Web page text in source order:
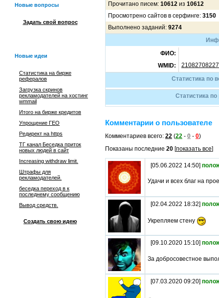
Новые вопросы
Задать свой вопрос
Новые идеи
Статистика на бирже
рефералов
Загрузка скринов
рекламодателей на хостинг
wmmail
Итого на бирже кредитов
Упрощение ГЕО
Редирект на https
ТГ канал Беседка приток
новых людей в сайт
Increasing withdraw limit.
Штрафы для
рекламодателей.
беседка переход в к
последнему сообщению
Вывод средств.
Создать свою идею
Прочитано писем: 10612 из 10612
Просмотрено сайтов в серфинге: 3150
Выполнено заданий: 9274
ФИО:
WMID:
Статистика по
Статистика
Комментарии о пользователе
Комментариев всего: 22 (22 - 0 - 0)
Показаны последние 20 [показать все]
[05.06.2022 14:50]
Удачи и всех благ на
[02.04.2022 18:32]
Укрепляем стену
[09.10.2020 15:10]
За добросовестное
[07.03.2020 09:20]